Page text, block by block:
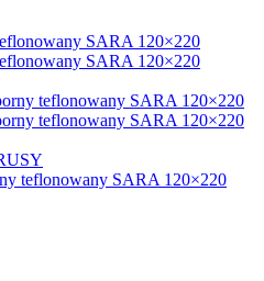
teflonowany SARA 120×220